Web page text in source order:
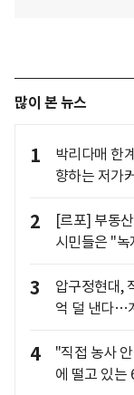
많이 본 뉴스
1
박리다매 한
향하는 저가
2
[르포] 부동
시민들은 "
3
압구정현대,
억 덜 낸다…
4
"직접 농사
에 떨고 있는